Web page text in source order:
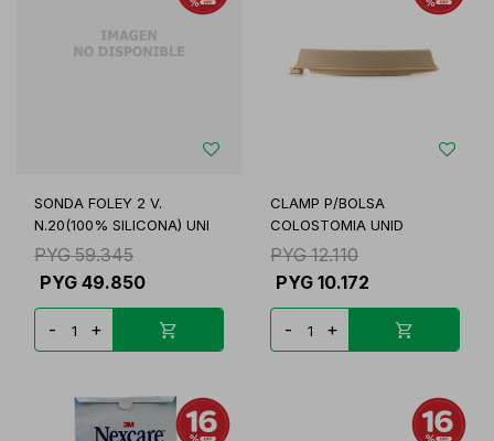
SONDA FOLEY 2 V.
N.20(100% SILICONA) UNI
PYG 59.345
PYG 49.850
- +
CLAMP P/BOLSA
COLOSTOMIA UNID
PYG 12.110
PYG 10.172
- +